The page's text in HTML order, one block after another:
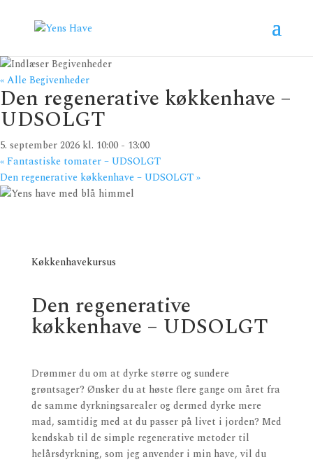
« Alle Begivenheder
Den regenerative køkkenhave –
UDSOLGT
5. september 2026 kl. 10:00 - 13:00
«Fantastiske tomater – UDSOLGT
Den regenerative køkkenhave – UDSOLGT»
Køkkenhavekursus
Den regenerative
køkkenhave – UDSOLGT
Drømmer du om at dyrke større og sundere
grøntsager? Ønsker du at høste flere gange om året fra
de samme dyrkningsarealer og dermed dyrke mere
mad, samtidig med at du passer på livet i jorden? Med
kendskab til de simple regenerative metoder til
helårsdyrkning, som jeg anvender i min have, vil du